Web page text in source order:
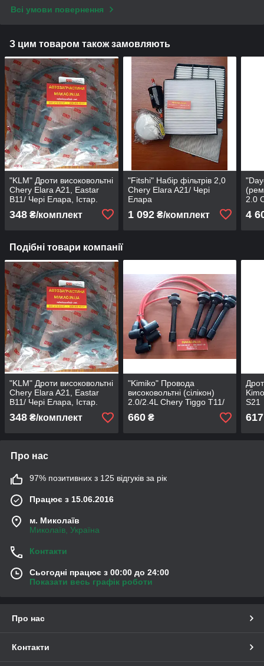
Всі умови повернення
З цим товаром також замовляють
"KLM" Дроти високовольтні
Chery Elara A21, Eastar
B11/ Чері Елара, Істар.
348 ₴/комплект
"Fitshi" Набір фільтрів 2,0
Chery Elara A21/ Чері
Елара
1 092₴/комплект
2.0
4
Подібні товари компанії
"KLM" Дроти високовольтні
Chery Elara A21, Eastar
B11/ Чері Елара, Істар.
Acteco
348 ₴/комплект
"Kimiko" Провода
високовольтні (сілікон)
2.0/2.4L Chery Tiggo T11/
Чері Тігго
660₴
S21
617
Про нас
97% позитивних з 125 відгуків за рік
Працює з 15.06.2016
м. Миколаїв
Миколаїв, Україна
Контакти
Сьогодні працює з 00:00 до 24:00
Показати весь графік роботи
Про нас
Контакти